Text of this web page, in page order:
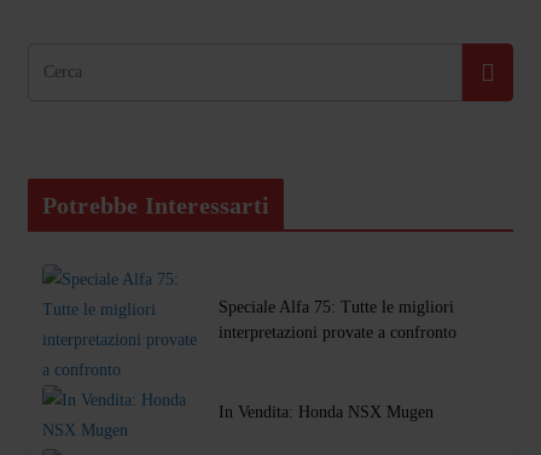
Potrebbe Interessarti
Speciale Alfa 75: Tutte le migliori
interpretazioni provate a confronto
In Vendita: Honda NSX Mugen